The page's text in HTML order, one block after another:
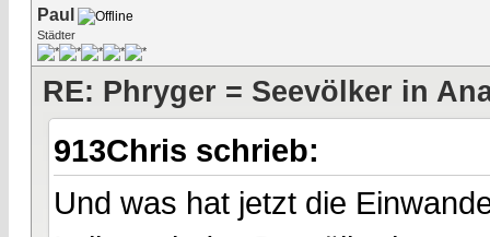
Paul
Städter
RE: Phryger = Seevölker in
913Chris schrieb:
Und was hat jetzt die